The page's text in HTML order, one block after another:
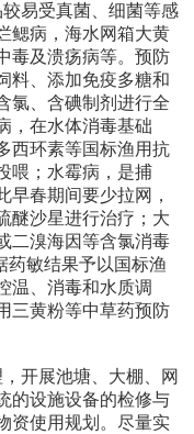
易受真菌、细菌等感
鳃病，海水网箱大黄
毒及溃疡病等。预防
料、添加免疫多糖和
氯、含碘制剂进行全
，在水体消毒基础
西环素等国标渔用抗
喂；水霉病，是捕
早春期间要少拉网，
醚沙星进行治疗；大
二溴海因等含氯消毒
药敏结果予以国标渔
温、消毒和水质调
三黄粉等中草药预防
开展池塘、大棚、网
的设施设备的检修与
资使用规划。尽量实